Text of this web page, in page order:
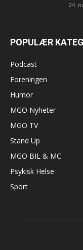
24.
POPULÆR
Podcast
Foreningen
Humor
MGO Nyheter
MGO TV
Stand Up
MGO BIL & MC
Psykisk Helse
Sport